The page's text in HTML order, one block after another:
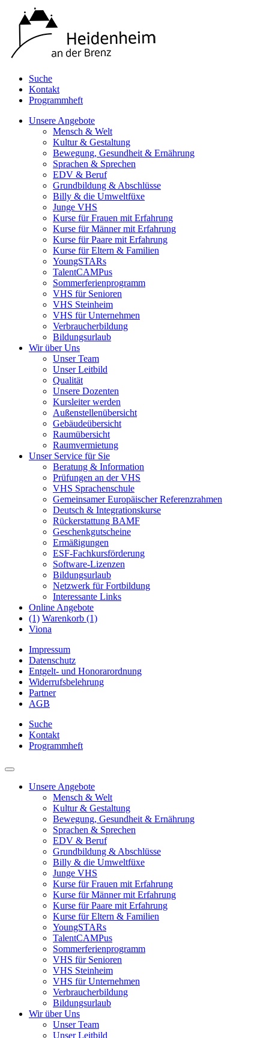
Suche
Kontakt
Programmheft
Unsere Angebote
Mensch & Welt
Kultur & Gestaltung
Bewegung, Gesundheit & Ernährung
Sprachen & Sprechen
EDV & Beruf
Grundbildung & Abschlüsse
Billy & die Umweltfüxe
Junge VHS
Kurse für Frauen mit Erfahrung
Kurse für Männer mit Erfahrung
Kurse für Paare mit Erfahrung
Kurse für Eltern & Familien
YoungSTARs
TalentCAMPus
Sommerferienprogramm
VHS für Senioren
VHS Steinheim
VHS für Unternehmen
Verbraucherbildung
Bildungsurlaub
Wir über Uns
Unser Team
Unser Leitbild
Qualität
Unsere Dozenten
Kursleiter werden
Außenstellenübersicht
Gebäudeübersicht
Raumübersicht
Raumvermietung
Unser Service für Sie
Beratung & Information
Prüfungen an der VHS
VHS Sprachenschule
Gemeinsamer Europäischer Referenzrahmen
Deutsch & Integrationskurse
Rückerstattung BAMF
Geschenkgutscheine
Ermäßigungen
ESF-Fachkursförderung
Software-Lizenzen
Bildungsurlaub
Netzwerk für Fortbildung
Interessante Links
Online Angebote
(1) Warenkorb (1)
Viona
Impressum
Datenschutz
Entgelt- und Honorarordnung
Widerrufsbelehrung
Partner
AGB
Suche
Kontakt
Programmheft
Unsere Angebote
Mensch & Welt
Kultur & Gestaltung
Bewegung, Gesundheit & Ernährung
Sprachen & Sprechen
EDV & Beruf
Grundbildung & Abschlüsse
Billy & die Umweltfüxe
Junge VHS
Kurse für Frauen mit Erfahrung
Kurse für Männer mit Erfahrung
Kurse für Paare mit Erfahrung
Kurse für Eltern & Familien
YoungSTARs
TalentCAMPus
Sommerferienprogramm
VHS für Senioren
VHS Steinheim
VHS für Unternehmen
Verbraucherbildung
Bildungsurlaub
Wir über Uns
Unser Team
Unser Leitbild